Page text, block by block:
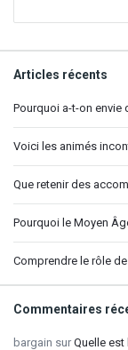
Articles récents
Pourquoi a-t-on envie
Voici les animés
Que retenir des
Pourquoi le Moyen
Comprendre le rôle
Commentaires
bargain sur Quelle est